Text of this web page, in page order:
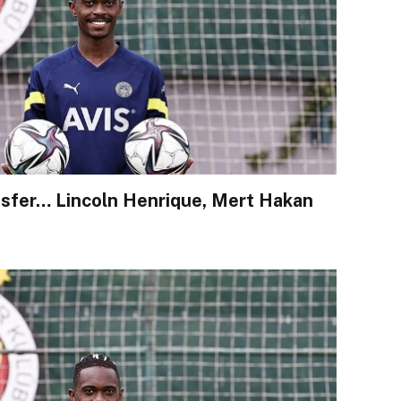
Lincoln Henrique, Mert Hakan